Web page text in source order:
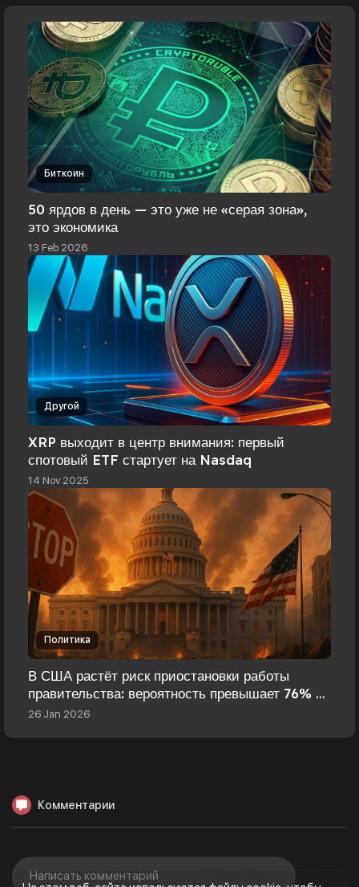
Биткоин
50 ярдов в день — это уже не «серая зона»,
это экономика
13 Feb 2026
Другой
XRP выходит в центр внимания: первый
спотовый ETF стартует на Nasdaq
14 Nov 2025
Политика
В США растёт риск приостановки работы
правительства: вероятность превышает 76% и
давит на рынки
26 Jan 2026
Комментарии